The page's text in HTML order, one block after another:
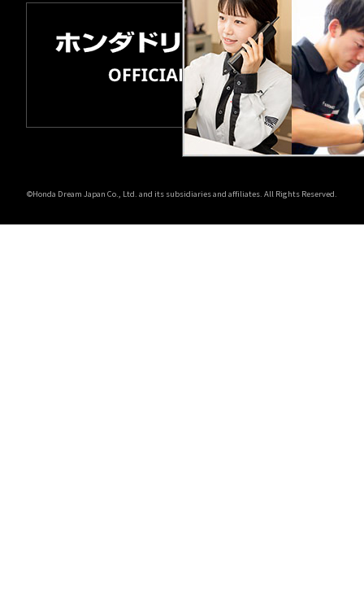
©Honda Dream Japan Co., Ltd. and its subsidiaries and affiliates. All Rights Reserved.